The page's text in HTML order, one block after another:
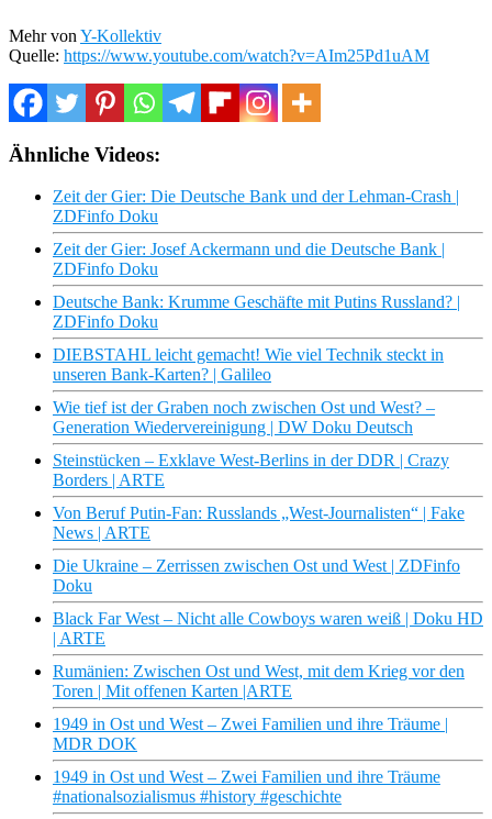
Mehr von Y-Kollektiv
Quelle: https://www.youtube.com/watch?v=AIm25Pd1uAM
Ähnliche Videos:
Zeit der Gier: Die Deutsche Bank und der Lehman-Crash |
ZDFinfo Doku
Zeit der Gier: Josef Ackermann und die Deutsche Bank |
ZDFinfo Doku
Deutsche Bank: Krumme Geschäfte mit Putins Russland? |
ZDFinfo Doku
DIEBSTAHL leicht gemacht! Wie viel Technik steckt in
unseren Bank-Karten? | Galileo
Wie tief ist der Graben noch zwischen Ost und West? –
Generation Wiedervereinigung | DW Doku Deutsch
Steinstücken – Exklave West-Berlins in der DDR | Crazy
Borders | ARTE
Von Beruf Putin-Fan: Russlands „West-Journalisten“ | Fake
News | ARTE
Die Ukraine – Zerrissen zwischen Ost und West | ZDFinfo
Doku
Black Far West – Nicht alle Cowboys waren weiß | Doku HD
| ARTE
Rumänien: Zwischen Ost und West, mit dem Krieg vor den
Toren | Mit offenen Karten |ARTE
1949 in Ost und West – Zwei Familien und ihre Träume |
MDR DOK
1949 in Ost und West – Zwei Familien und ihre Träume
#nationalsozialismus #history #geschichte